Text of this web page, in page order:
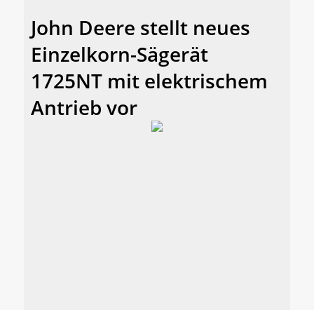
John Deere stellt neues
Einzelkorn-Sägerät
1725NT mit elektrischem
Antrieb vor